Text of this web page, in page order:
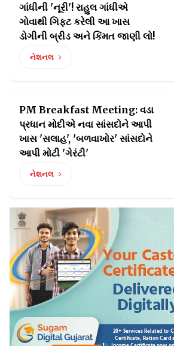
ગાંધીની 'નૂરી'! રાહુલ ગાંધીએ
ગોવાથી ગિફ્ટ કરેલી આ ખાસ
ડોગીની બ્રીડ અને કિંમત જાણી લો!
નેશનલ
PM Breakfast Meeting: વડા
પ્રધાન મોદીએ નવા સાંસદોને આપી
ખાસ 'સલાહ', 'બળવાખોર' સાંસદોને
આપી મોટી 'ગેરંટી'
નેશનલ